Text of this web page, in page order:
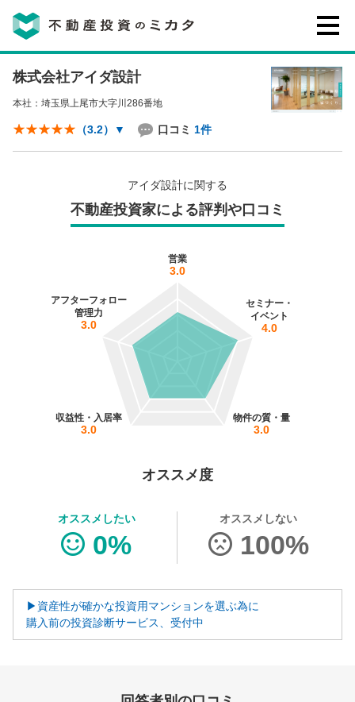
不動産投資のミカタとは
講座・セミナー
不動産投資会社の評判・口コミ
お客様の声
0120-146-460
営業時間：10:00〜19:00(土日祝も営業中) 定休日：水
株式会社アイダ設計
本社：埼玉県上尾市大字川286番地
（3.2） ▼ 口コミ 1件
アイダ設計に関する
不動産投資家による評判や口コミ
営業
3.0
セミナー・
イベント
4.0
物件の質・量
3.0
収益性・入居率
3.0
アフターフォロー
管理力
3.0
オススメ度
オススメしたい
0%
オススメしない
100%
▶資産性が確かな投資用マンションを選ぶ為に
購入前の投資診断サービス、受付中